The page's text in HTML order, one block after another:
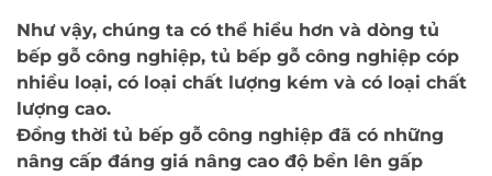
Như vậy, chúng ta có thể hiểu hơn và dòng tủ
bếp gỗ công nghiệp, tủ bếp gỗ công nghiệp cóp
nhiều loại, có loại chất lượng kém và có loại chất
lượng cao.
Đồng thời tủ bếp gỗ công nghiệp đã có những
nâng cấp đáng giá nâng cao độ bền lên gấp